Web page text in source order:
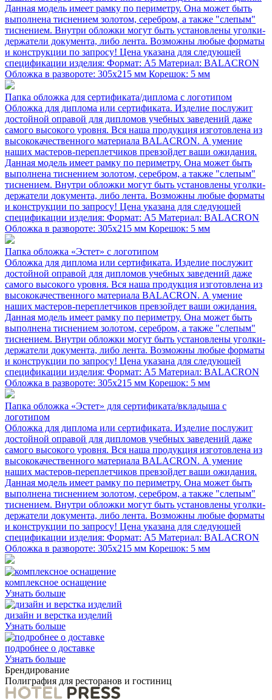
Данная модель имеет рамку по периметру. Она может быть
выполнена тиснением золотом, серебром, а также "слепым"
тиснением. Внутри обложки могут быть установлены уголки-
держатели документа, либо лента. Возможны любые форматы
и конструкции по запросу! Цена указана для следующей
спецификации изделия: Формат: А5 Материал: BALACRON
Обложка в развороте: 305х215 мм Корешок: 5 мм
Папка обложка для сертификата/диплома с логотипом
Обложка для диплома или сертификата. Изделие послужит
достойной оправой для дипломов учебных заведений даже
самого высокого уровня. Вся наша продукция изготовлена из
высококачественного материала BALACRON. А умение
наших мастеров-переплетчиков превзойдет ваши ожидания.
Данная модель имеет рамку по периметру. Она может быть
выполнена тиснением золотом, серебром, а также "слепым"
тиснением. Внутри обложки могут быть установлены уголки-
держатели документа, либо лента. Возможны любые форматы
и конструкции по запросу! Цена указана для следующей
спецификации изделия: Формат: А5 Материал: BALACRON
Обложка в развороте: 305х215 мм Корешок: 5 мм
Папка обложка «Эстет» с логотипом
Обложка для диплома или сертификата. Изделие послужит
достойной оправой для дипломов учебных заведений даже
самого высокого уровня. Вся наша продукция изготовлена из
высококачественного материала BALACRON. А умение
наших мастеров-переплетчиков превзойдет ваши ожидания.
Данная модель имеет рамку по периметру. Она может быть
выполнена тиснением золотом, серебром, а также "слепым"
тиснением. Внутри обложки могут быть установлены уголки-
держатели документа, либо лента. Возможны любые форматы
и конструкции по запросу! Цена указана для следующей
спецификации изделия: Формат: А5 Материал: BALACRON
Обложка в развороте: 305х215 мм Корешок: 5 мм
Папка обложка «Эстет» для сертификата/вкладыша с
логотипом
Обложка для диплома или сертификата. Изделие послужит
достойной оправой для дипломов учебных заведений даже
самого высокого уровня. Вся наша продукция изготовлена из
высококачественного материала BALACRON. А умение
наших мастеров-переплетчиков превзойдет ваши ожидания.
Данная модель имеет рамку по периметру. Она может быть
выполнена тиснением золотом, серебром, а также "слепым"
тиснением. Внутри обложки могут быть установлены уголки-
держатели документа, либо лента. Возможны любые форматы
и конструкции по запросу! Цена указана для следующей
спецификации изделия: Формат: А5 Материал: BALACRON
Обложка в развороте: 305х215 мм Корешок: 5 мм
комплексное оснащение
Узнать больше
дизайн и верстка изделий
Узнать больше
подробнее о доставке
Узнать больше
Брендирование
Полиграфия для ресторанов и гостиниц